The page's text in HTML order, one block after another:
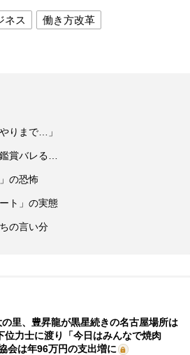
ネス
働き方改革
りまで…」
賞バレる…
の恐怖
ト」の実態
の言い分
の里、豊昇龍が黒星続きの名古屋場所は
位力士に渡り「今日はみんなで焼肉
は年96万円の支出増に